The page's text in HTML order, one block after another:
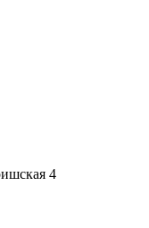
Петербург ул. Киришская 4